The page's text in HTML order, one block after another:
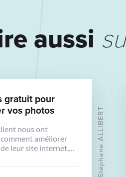
aussi
Stéphane ALLIBERT
gratuit pour
vos photos
nous ont
améliorer
leur site internet,
nous leur